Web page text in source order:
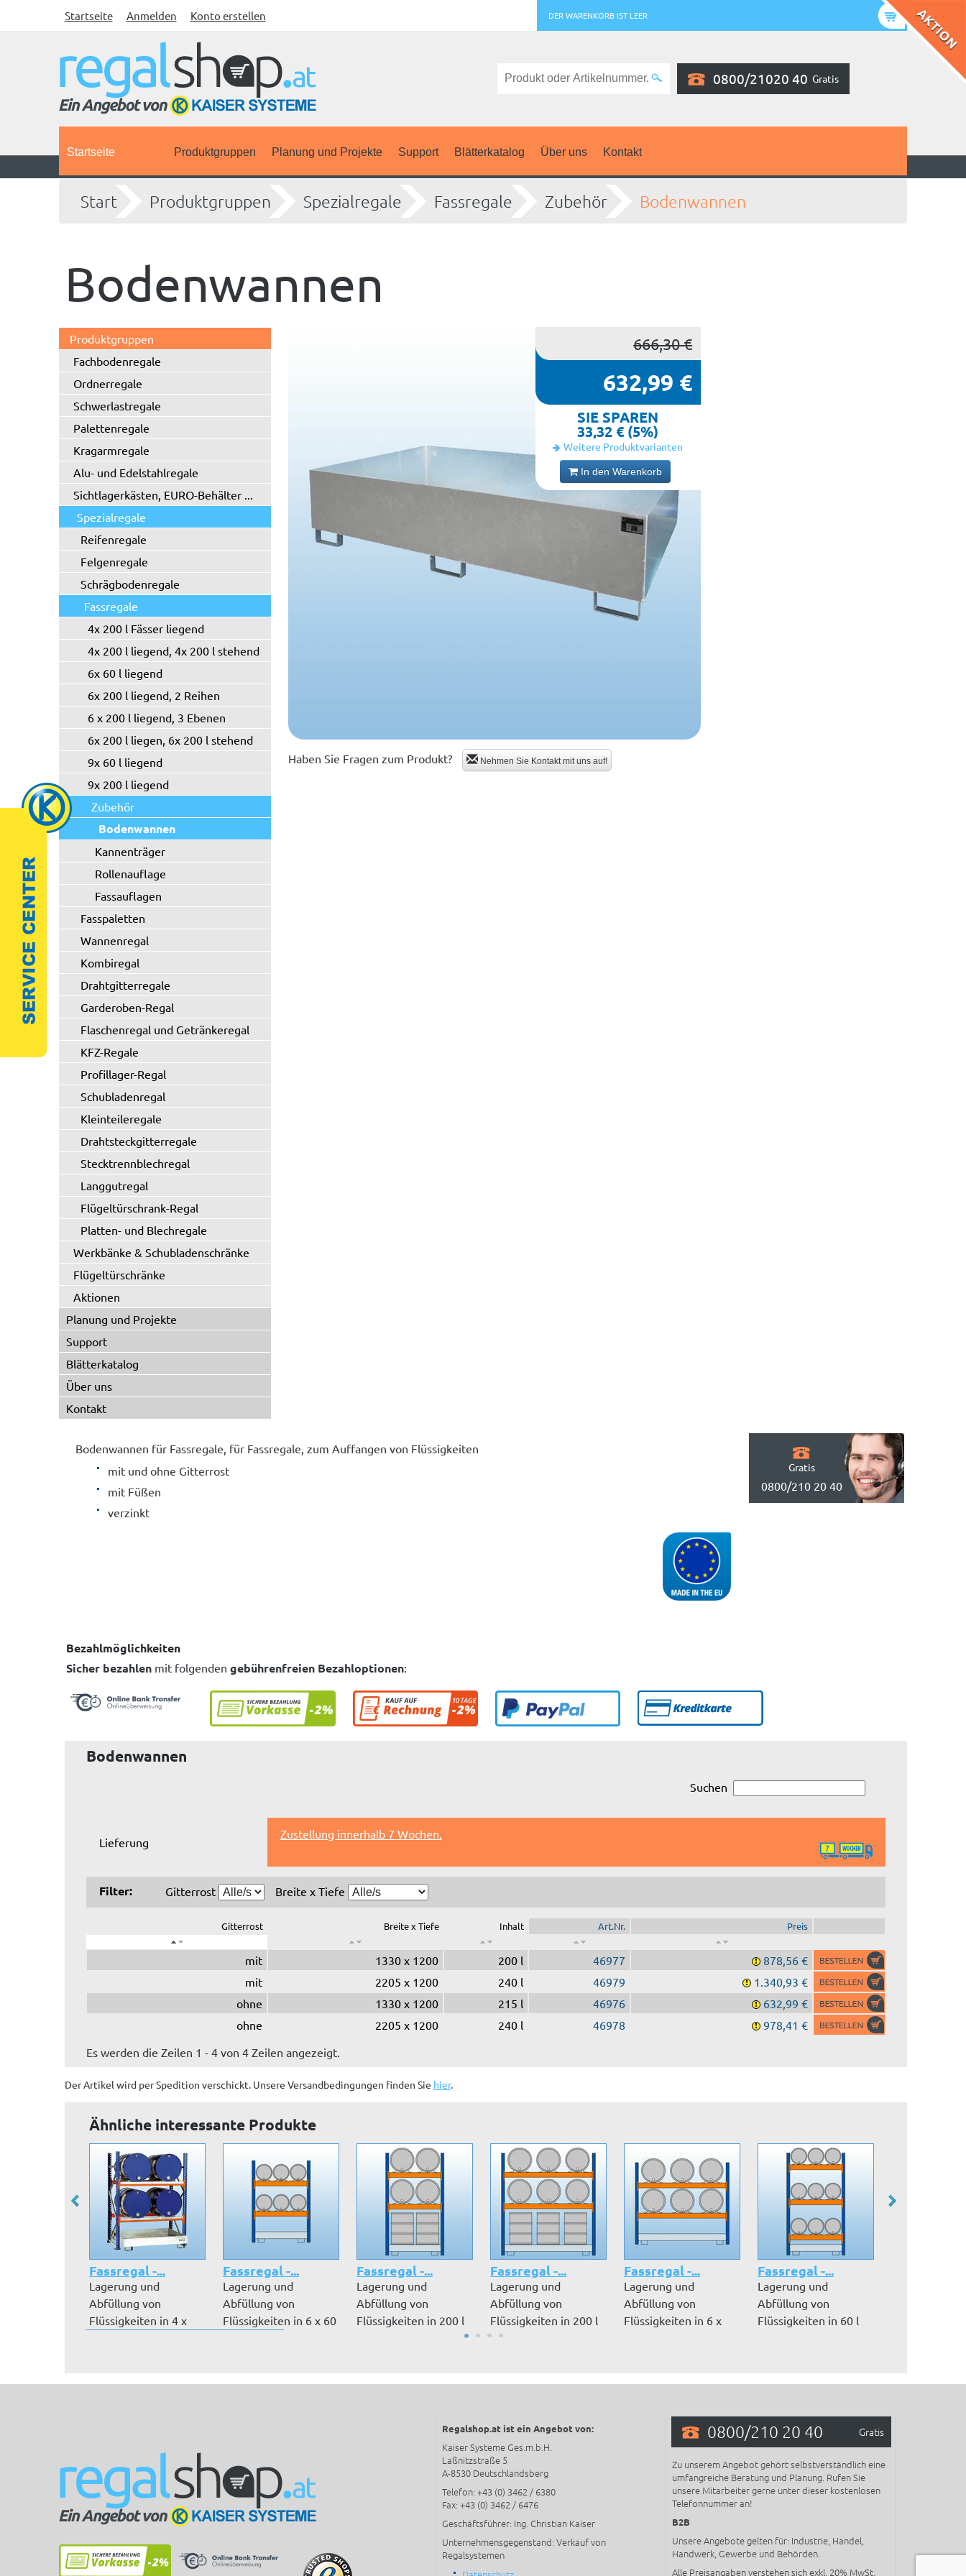
Startseite Anmelden Konto erstellen DER WARENKORB IST LEER
0800/21020 40 Gratis
Startseite Produktgruppen Planung und Projekte Support Blätterkatalog Über uns Kontakt
Start Produktgruppen Spezialregale Fassregale Zubehör Bodenwannen
Bodenwannen
Produktgruppen
Fachbodenregale
Ordnerregale
Schwerlastregale
Palettenregale
Kragarmregale
Alu- und Edelstahlregale
Sichtlagerkästen, EURO-Behälter ...
Spezialregale
Reifenregale
Felgenregale
Schrägbodenregale
Fassregale
4x 200 l Fässer liegend
4x 200 l liegend, 4x 200 l stehend
6x 60 l liegend
6x 200 l liegend, 2 Reihen
6 x 200 l liegend, 3 Ebenen
6x 200 l liegen, 6x 200 l stehend
9x 60 l liegend
9x 200 l liegend
Zubehör
Bodenwannen
Kannenträger
Rollenauflage
Fassauflagen
Fasspaletten
Wannenregal
Kombiregal
Drahtgitterregale
Garderoben-Regal
Flaschenregal und Getränkeregal
KFZ-Regale
Profillager-Regal
Schubladenregal
Kleinteileregale
Drahtsteckgitterregale
Stecktrennblechregal
Langgutregal
Flügeltürschrank-Regal
Platten- und Blechregale
Werkbänke & Schubladenschränke
Flügeltürschränke
Aktionen
Planung und Projekte
Support
Blätterkatalog
Über uns
Kontakt
666,30 €
632,99 €
SIE SPAREN
33,32 € (5%)
Weitere Produktvarianten
In den Warenkorb
Haben Sie Fragen zum Produkt? Nehmen Sie Kontakt mit uns auf!
Bodenwannen für Fassregale, für Fassregale, zum Auffangen von Flüssigkeiten
mit und ohne Gitterrost
mit Füßen
verzinkt
Gratis
0800/210 20 40
Bezahlmöglichkeiten
Sicher bezahlen mit folgenden gebührenfreien Bezahloptionen:
Bodenwannen
Suchen
Lieferung
Zustellung innerhalb 7 Wochen.
Filter: Gitterrost Breite x Tiefe
Gitterrost Breite x Tiefe Inhalt Art.Nr. Preis
mit 1330 x 1200 200 l 46977
878,56 €
mit
2205 x 1200 240 l 46979
1.340,93 €
ohne
1330 x 1200 215 l 46976
632,99 €
ohne
2205 x 1200 240 l 46978
978,41 €
Es werden die Zeilen 1 - 4 von 4 Zeilen angezeigt.
Der Artikel wird per Spedition verschickt. Unsere Versandbedingungen finden Sie hier.
Ähnliche interessante Produkte
Fassregal -...
Lagerung und
Abfüllung von
Flüssigkeiten in 4 x
Fassregal -...
Lagerung und
Abfüllung von
Flüssigkeiten in 6 x 60
Fassregal -...
Lagerung und
Abfüllung von
Flüssigkeiten in 200 l
Fassregal -...
Lagerung und
Abfüllung von
Flüssigkeiten in 200 l
Fässern, Lagerord...
Fassregal -...
Lagerung und
Abfüllung von
Flüssigkeiten in 6 x
Fassregal -...
Lagerung und
Abfüllung von
Flüssigkeiten in 60 l
Regalshop.at ist ein Angebot von:
Kaiser Systeme Ges.m.b.H.
Laßnitzstraße 5
A-8530 Deutschlandsberg
Telefon: +43 (0) 3462 / 6380
Fax: +43 (0) 3462 / 6476
Geschäftsführer: Ing. Christian Kaiser
Unternehmensgegenstand: Verkauf von
Regalsystemen
0800/210 20 40 Gratis
Zu unserem Angebot gehört selbstverständlich eine
umfangreiche Beratung und Planung. Rufen Sie
unsere Mitarbeiter gerne unter dieser kostenlosen
Telefonnummer an!
B2B
Unsere Angebote gelten für: Industrie, Handel,
Handwerk, Gewerbe und Behörden.
Alle Preisangaben verstehen sich exkl. 20% MwSt.